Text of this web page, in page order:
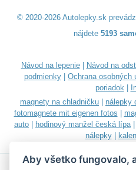
© 2020-2026 Autolepky.sk
nájdete 5193
Návod na lepenie| Návod na
podmienky
Ochrana osobných
poriadok|
magnety na chladničku
nálepky
fotomagnete mit eigenen fotos
auto
hodinový manžel česká lípa|
nálepky|
Aby všetko fungovalo,